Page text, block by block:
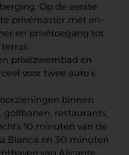
Op de eerste
privémaster met en-
en privétoegang tot
privézwembad en
voor twee auto’s.
binnen
restaurants,
10 minuten van de
Blanca en 30 minuten